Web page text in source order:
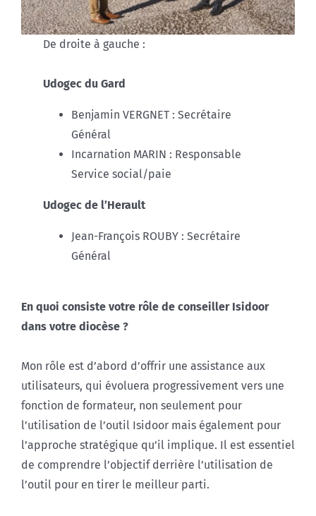
De droite à gauche :
Udogec du Gard
Benjamin VERGNET : Secrétaire
Général
Incarnation MARIN : Responsable
Service social/paie
Udogec de l’Herault
Jean-François ROUBY : Secrétaire
Général
En quoi consiste votre rôle de conseiller Isidoor
dans votre diocèse ?
Mon rôle est d’abord d’offrir une assistance aux
utilisateurs, qui évoluera progressivement vers une
fonction de formateur, non seulement pour
l’utilisation de l’outil Isidoor mais également pour
l’approche stratégique qu’il implique. Il est essentiel
de comprendre l’objectif derrière l’utilisation de
l’outil pour en tirer le meilleur parti.